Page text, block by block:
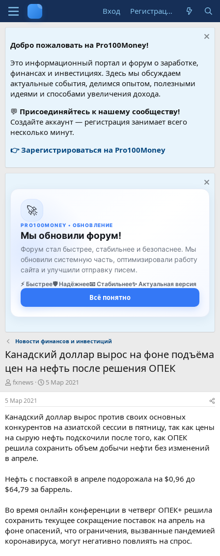
Вход Регистрация
Добро пожаловать на Pro100Money!
Это информационный портал и форум о заработке,
финансах и инвестициях. Здесь мы обсуждаем
актуальные события, делимся опытом, полезными
идеями и способами увеличения дохода.
💬 Присоединяйтесь к нашему сообществу!
Создайте аккаунт — регистрация занимает всего
несколько минут.
👉 Зарегистрироваться на Pro100Money
🚀
PRO100MONEY • ОБНОВЛЕНИЕ
Мы обновили форум!
Форум стал быстрее, стабильнее и безопаснее. Мы
обновили системную часть, оптимизировали работу
сайта и улучшили отправку писем.
⚡ Быстрее🛡️ Надёжнее📧 Стабильнее✨ Актуальная версия
Всё понятно
Новости финансов и инвестиций
Канадский доллар вырос на фоне подъёма
цен на нефть после решения ОПЕК
А
в
т
о
р
т
е
ы
fxnews
Д
а
а
н
а
ч
л
5 Мар 2021
5 Мар 2021
Канадский доллар вырос против своих основных
конкурентов на азиатской сессии в пятницу, так как цены
на сырую нефть подскочили после того, как ОПЕК
решила сохранить объем добычи нефти без изменений
в апреле.
Нефть с поставкой в апреле подорожала на $0,96 до
$64,79 за баррель.
Во время онлайн конференции в четверг ОПЕК+ решила
сохранить текущее сокращение поставок на апрель на
фоне опасений, что ограничения, вызванные пандемией
коронавируса, могут негативно повлиять на спрос.